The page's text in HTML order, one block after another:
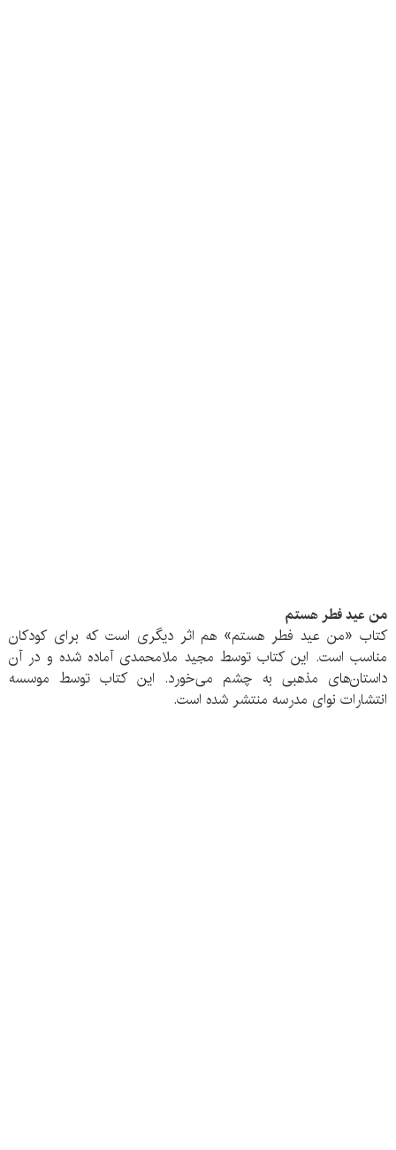
من عید فطر هستم
کتاب «من عید فطر هستم» هم اثر دیگری است که برای کودکان
مناسب است. این کتاب توسط مجید ملامحمدی آماده شده و در آن
داستان‌های مذهبی به چشم می‌خورد. این کتاب توسط موسسه
انتشارات نوای مدرسه منتشر شده است.